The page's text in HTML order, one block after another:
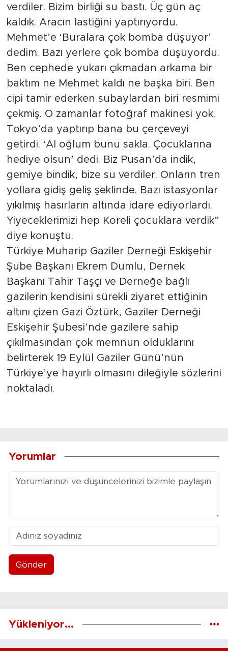
verdiler. Bizim birliği su bastı. Üç gün aç
kaldık. Aracın lastiğini yaptırıyordu.
Mehmet’e ‘Buralara çok bomba düşüyor’
dedim. Bazı yerlere çok bomba düşüyordu.
Ben cephede yukarı çıkmadan arkama bir
baktım ne Mehmet kaldı ne başka biri. Ben
cipi tamir ederken subaylardan biri resmimi
çekmiş. O zamanlar fotoğraf makinesi yok.
Tokyo’da yaptırıp bana bu çerçeveyi
getirdi. ‘Al oğlum bunu sakla. Çocuklarına
hediye olsun’ dedi. Biz Pusan’da indik,
gemiye bindik, bize su verdiler. Onların tren
yollara gidiş geliş şeklinde. Bazı istasyonlar
yıkılmış hasırların altında idare ediyorlardı.
Yiyeceklerimizi hep Koreli çocuklara verdik”
diye konuştu.
Türkiye Muharip Gaziler Derneği Eskişehir
Şube Başkanı Ekrem Dumlu, Dernek
Başkanı Tahir Taşçı ve Derneğe bağlı
gazilerin kendisini sürekli ziyaret ettiğinin
altını çizen Gazi Öztürk, Gaziler Derneği
Eskişehir Şubesi’nde gazilere sahip
çıkılmasından çok memnun olduklarını
belirterek 19 Eylül Gaziler Günü’nün
Türkiye’ye hayırlı olmasını dileğiyle sözlerini
noktaladı.
Yorumlar
Gönder
Yükleniyor...